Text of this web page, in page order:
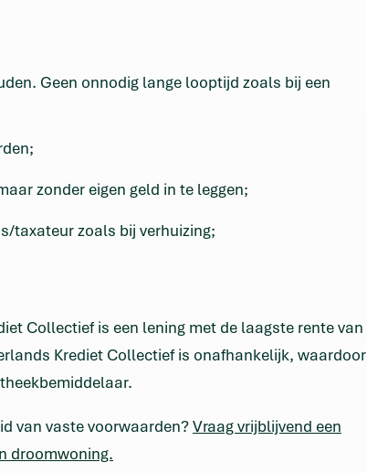
Geen onnodig lange looptijd zoals bij een
zonder eigen geld in te leggen;
taxateur zoals bij verhuizing;
Collectief is een lening met de laagste rente van
Krediet Collectief is onafhankelijk, waardoor
van vaste voorwaarden?Vraag vrijblijvend een
droomwoning.